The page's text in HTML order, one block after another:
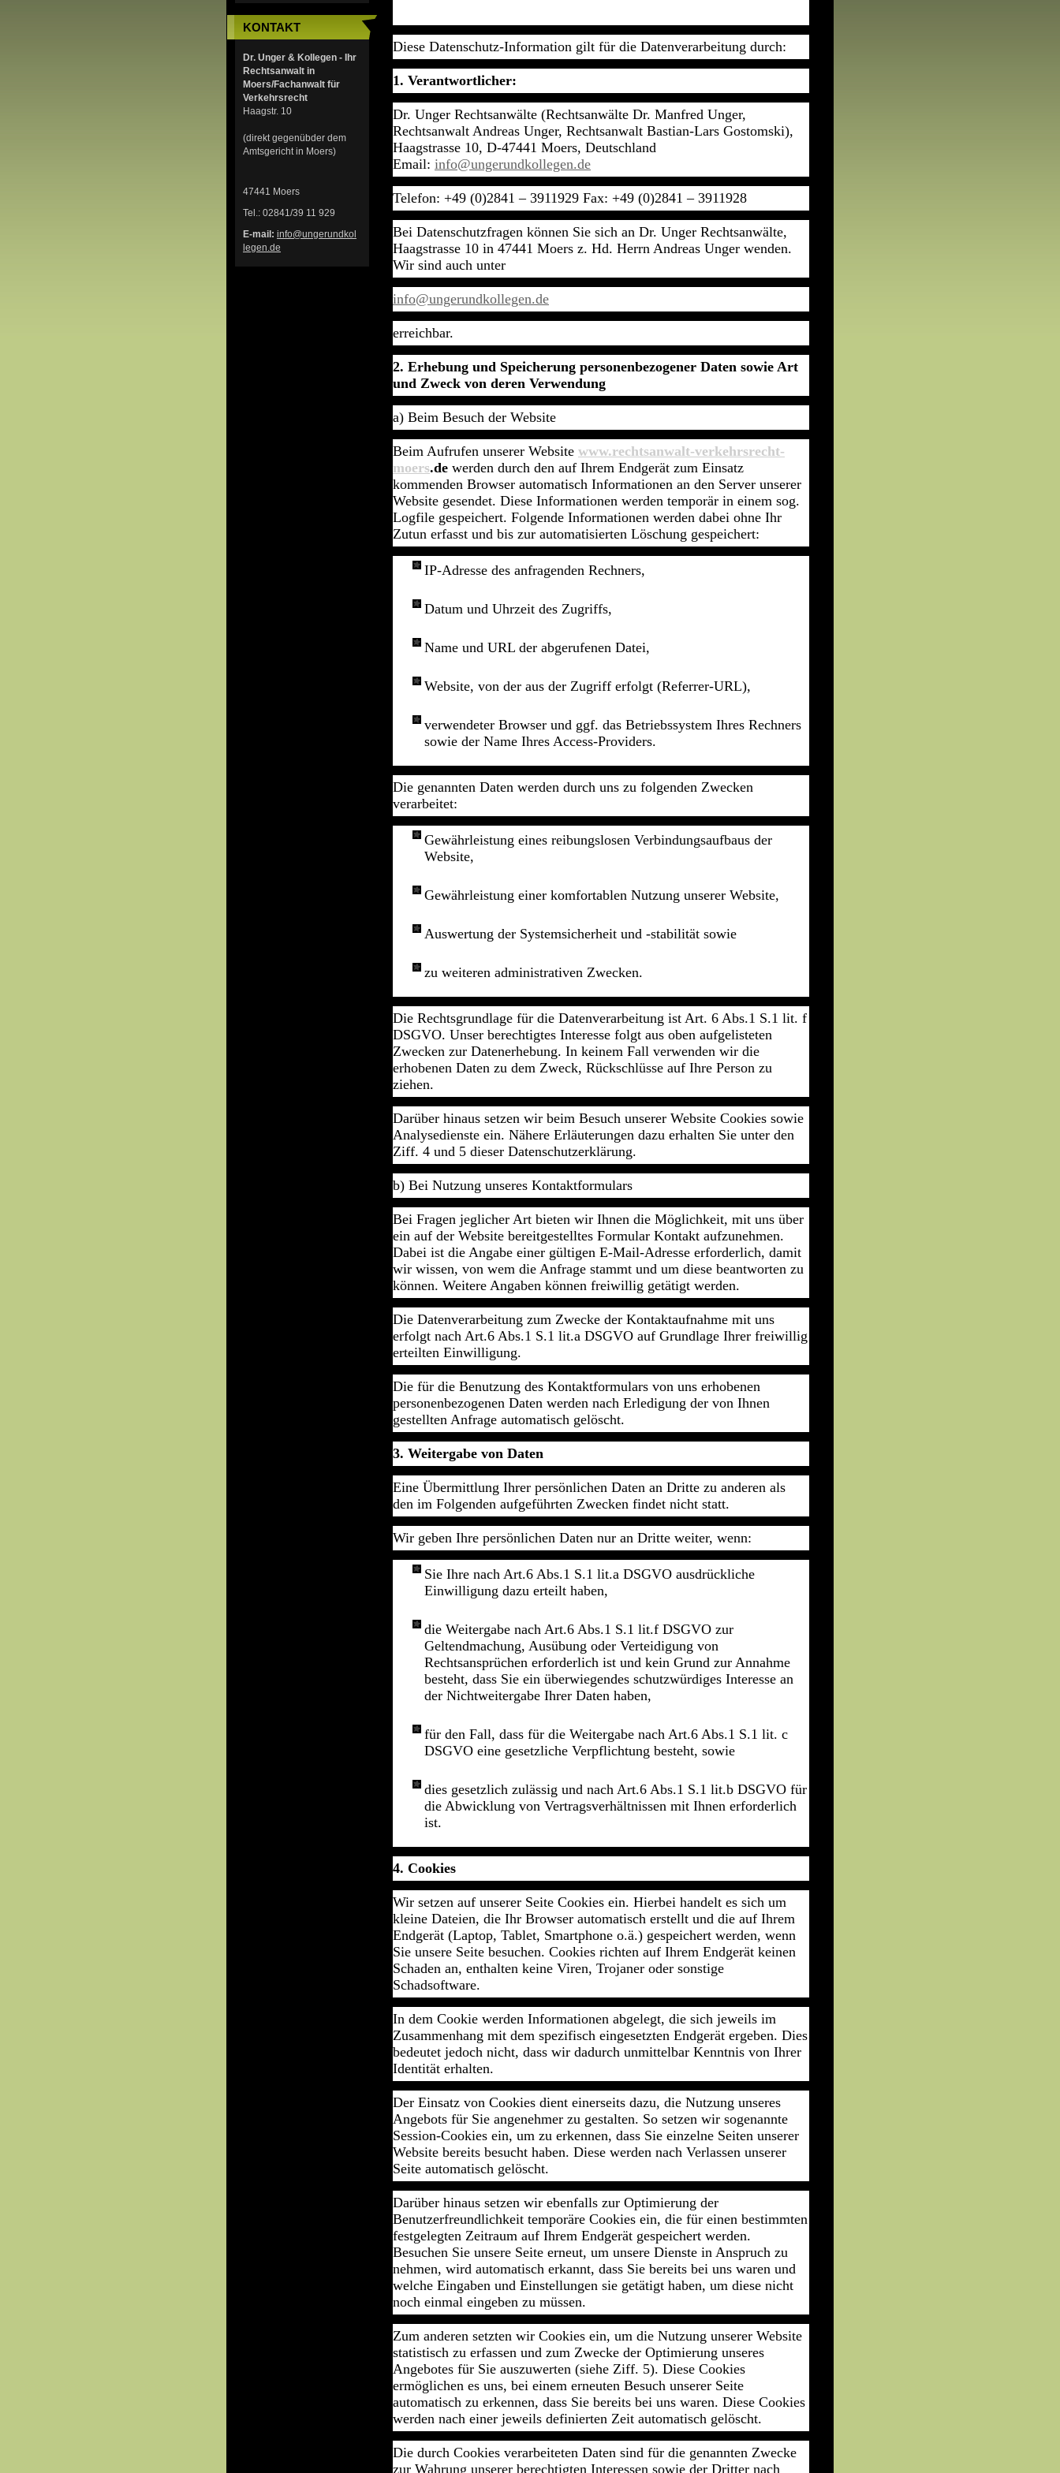
KONTAKT
Dr. Unger & Kollegen - Ihr
Rechtsanwalt in
Moers/Fachanwalt für
Verkehrsrecht
Haagstr. 10
(direkt gegenübder dem
Amtsgericht in Moers)
47441 Moers
Tel.: 02841/39 11 929
E-mail: info@ungerundkol
legen.de
Diese Datenschutz-Information gilt für die Datenverarbeitung durch:
1. Verantwortlicher:
Dr. Unger Rechtsanwälte (Rechtsanwälte Dr. Manfred Unger,
Rechtsanwalt Andreas Unger, Rechtsanwalt Bastian-Lars Gostomski),
Haagstrasse 10, D-47441 Moers, Deutschland
Email: info@ungerundkollegen.de
Telefon: +49 (0)2841 – 3911929 Fax: +49 (0)2841 – 3911928
Bei Datenschutzfragen können Sie sich an Dr. Unger Rechtsanwälte,
Haagstrasse 10 in 47441 Moers z. Hd. Herrn Andreas Unger wenden.
Wir sind auch unter
info@ungerundkollegen.de
erreichbar.
2. Erhebung und Speicherung personenbezogener Daten sowie Art
und Zweck von deren Verwendung
a) Beim Besuch der Website
Beim Aufrufen unserer Website www.rechtsanwalt-verkehrsrecht-
moers.de werden durch den auf Ihrem Endgerät zum Einsatz
kommenden Browser automatisch Informationen an den Server unserer
Website gesendet. Diese Informationen werden temporär in einem sog.
Logfile gespeichert. Folgende Informationen werden dabei ohne Ihr
Zutun erfasst und bis zur automatisierten Löschung gespeichert:
IP-Adresse des anfragenden Rechners,
Datum und Uhrzeit des Zugriffs,
Name und URL der abgerufenen Datei,
Website, von der aus der Zugriff erfolgt (Referrer-URL),
verwendeter Browser und ggf. das Betriebssystem Ihres Rechners
sowie der Name Ihres Access-Providers.
Die genannten Daten werden durch uns zu folgenden Zwecken
verarbeitet:
Gewährleistung eines reibungslosen Verbindungsaufbaus der
Website,
Gewährleistung einer komfortablen Nutzung unserer Website,
Auswertung der Systemsicherheit und -stabilität sowie
zu weiteren administrativen Zwecken.
Die Rechtsgrundlage für die Datenverarbeitung ist Art. 6 Abs.1 S.1 lit. f
DSGVO. Unser berechtigtes Interesse folgt aus oben aufgelisteten
Zwecken zur Datenerhebung. In keinem Fall verwenden wir die
erhobenen Daten zu dem Zweck, Rückschlüsse auf Ihre Person zu
ziehen.
Darüber hinaus setzen wir beim Besuch unserer Website Cookies sowie
Analysedienste ein. Nähere Erläuterungen dazu erhalten Sie unter den
Ziff. 4 und 5 dieser Datenschutzerklärung.
b) Bei Nutzung unseres Kontaktformulars
Bei Fragen jeglicher Art bieten wir Ihnen die Möglichkeit, mit uns über
ein auf der Website bereitgestelltes Formular Kontakt aufzunehmen.
Dabei ist die Angabe einer gültigen E-Mail-Adresse erforderlich, damit
wir wissen, von wem die Anfrage stammt und um diese beantworten zu
können. Weitere Angaben können freiwillig getätigt werden.
Die Datenverarbeitung zum Zwecke der Kontaktaufnahme mit uns
erfolgt nach Art.6 Abs.1 S.1 lit.a DSGVO auf Grundlage Ihrer freiwillig
erteilten Einwilligung.
Die für die Benutzung des Kontaktformulars von uns erhobenen
personenbezogenen Daten werden nach Erledigung der von Ihnen
gestellten Anfrage automatisch gelöscht.
3. Weitergabe von Daten
Eine Übermittlung Ihrer persönlichen Daten an Dritte zu anderen als
den im Folgenden aufgeführten Zwecken findet nicht statt.
Wir geben Ihre persönlichen Daten nur an Dritte weiter, wenn:
Sie Ihre nach Art.6 Abs.1 S.1 lit.a DSGVO ausdrückliche
Einwilligung dazu erteilt haben,
die Weitergabe nach Art.6 Abs.1 S.1 lit.f DSGVO zur
Geltendmachung, Ausübung oder Verteidigung von
Rechtsansprüchen erforderlich ist und kein Grund zur Annahme
besteht, dass Sie ein überwiegendes schutzwürdiges Interesse an
der Nichtweitergabe Ihrer Daten haben,
für den Fall, dass für die Weitergabe nach Art.6 Abs.1 S.1 lit. c
DSGVO eine gesetzliche Verpflichtung besteht, sowie
dies gesetzlich zulässig und nach Art.6 Abs.1 S.1 lit.b DSGVO für
die Abwicklung von Vertragsverhältnissen mit Ihnen erforderlich
ist.
4. Cookies
Wir setzen auf unserer Seite Cookies ein. Hierbei handelt es sich um
kleine Dateien, die Ihr Browser automatisch erstellt und die auf Ihrem
Endgerät (Laptop, Tablet, Smartphone o.ä.) gespeichert werden, wenn
Sie unsere Seite besuchen. Cookies richten auf Ihrem Endgerät keinen
Schaden an, enthalten keine Viren, Trojaner oder sonstige
Schadsoftware.
In dem Cookie werden Informationen abgelegt, die sich jeweils im
Zusammenhang mit dem spezifisch eingesetzten Endgerät ergeben. Dies
bedeutet jedoch nicht, dass wir dadurch unmittelbar Kenntnis von Ihrer
Identität erhalten.
Der Einsatz von Cookies dient einerseits dazu, die Nutzung unseres
Angebots für Sie angenehmer zu gestalten. So setzen wir sogenannte
Session-Cookies ein, um zu erkennen, dass Sie einzelne Seiten unserer
Website bereits besucht haben. Diese werden nach Verlassen unserer
Seite automatisch gelöscht.
Darüber hinaus setzen wir ebenfalls zur Optimierung der
Benutzerfreundlichkeit temporäre Cookies ein, die für einen bestimmten
festgelegten Zeitraum auf Ihrem Endgerät gespeichert werden.
Besuchen Sie unsere Seite erneut, um unsere Dienste in Anspruch zu
nehmen, wird automatisch erkannt, dass Sie bereits bei uns waren und
welche Eingaben und Einstellungen sie getätigt haben, um diese nicht
noch einmal eingeben zu müssen.
Zum anderen setzten wir Cookies ein, um die Nutzung unserer Website
statistisch zu erfassen und zum Zwecke der Optimierung unseres
Angebotes für Sie auszuwerten (siehe Ziff. 5). Diese Cookies
ermöglichen es uns, bei einem erneuten Besuch unserer Seite
automatisch zu erkennen, dass Sie bereits bei uns waren. Diese Cookies
werden nach einer jeweils definierten Zeit automatisch gelöscht.
Die durch Cookies verarbeiteten Daten sind für die genannten Zwecke
zur Wahrung unserer berechtigten Interessen sowie der Dritter nach